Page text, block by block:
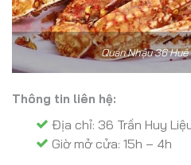
Quán Nhậu 36
Thông tin liên hệ:
Địa chỉ: 36 Trần Huy
Giờ mở cửa: 15h – 4h